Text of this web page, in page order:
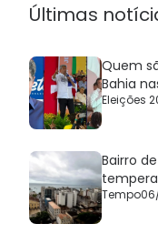
Últimas
Quem
Bahia
Eleições
Bairro
Tempo